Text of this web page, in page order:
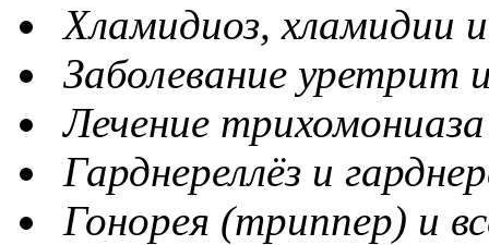
Хламидиоз, хламидии
Заболевание уретрит
Лечение
Гарднереллёз и
Гонорея (триппер) и